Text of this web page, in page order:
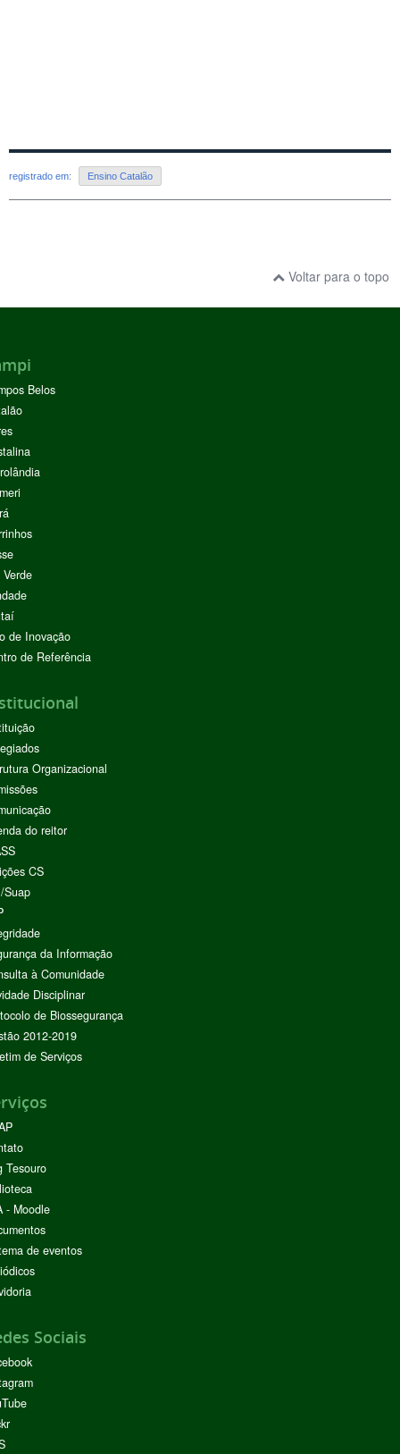
registrado em: Ensino Catalão
Voltar para o topo
Belos
de Inovação
de Referência
Organizacional
do reitor
CS
Suap
da Informação
à Comunidade
Disciplinar
de Biossegurança
2012-2019
de Serviços
Tesouro
- Moodle
de eventos
Sociais